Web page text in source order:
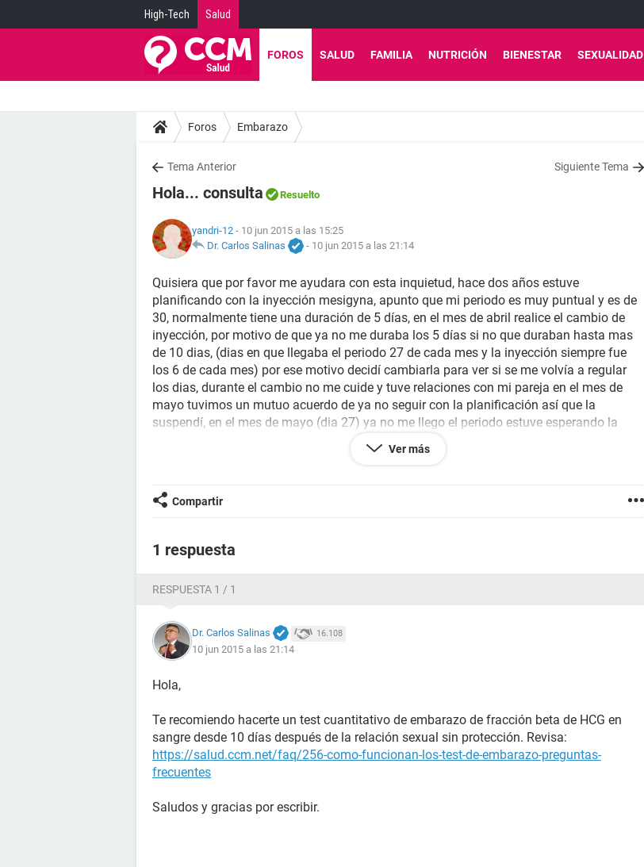
High-Tech Salud
FOROS SALUD FAMILIA NUTRICIÓN BIENESTAR SEXUALIDAD
Foros Embarazo
Tema Anterior Siguiente Tema
Hola... consulta Resuelto
yandri-12 - 10 jun 2015 a las 15:25
Dr. Carlos Salinas
- 10 jun 2015 a las 21:14
Quisiera que por favor me ayudara con esta inquietud, hace dos años estuve
planificando con la inyección mesigyna, apunto que mi periodo es muy puntual y es de
30, normalmente tiene una duración de 5 días, en el mes de abril realice el cambio de
inyección, por motivo de que ya no me duraba los 5 días si no que duraban hasta mas
de 10 dias, (dias en que llegaba el periodo 27 de cada mes y la inyección siempre fue
los 6 de cada mes) por ese motivo decidí cambiarla para ver si se me volvía a regular
los dias, durante el cambio no me cuide y tuve relaciones con mi pareja en el mes de
mayo tuvimos un mutuo acuerdo de ya no seguir con la planificación así que la
suspendí, en el mes de mayo (dia 27) ya no me llego el periodo estuve esperando la
prueba de embarazo casera y salio negativa, entonces unos dias
retraso y no se si puede ser por el cambio de inyección y que tampoco me la aplique y si
existe la posibilidad de estar o quedar en
Gracias....
Ver más
Compartir
1 respuesta
RESPUESTA 1 / 1
Dr. Carlos Salinas 16.108
10 jun 2015 a las 21:14
Hola,
Te recomiendo hacerte un test cuantitativo de embarazo de fracción beta de HCG en
sangre desde 10 días después de la relación sexual sin protección. Revisa:
https://salud.ccm.net/faq/256-como-funcionan-los-test-de-embarazo-preguntas-
frecuentes
Saludos y gracias por escribir.